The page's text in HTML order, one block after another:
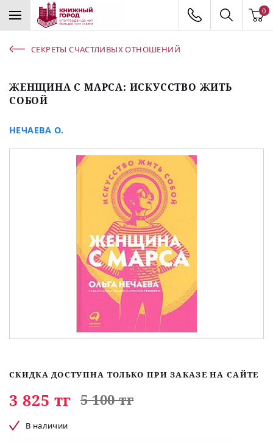
0
СЕКРЕТЫ СЧАСТЛИВЫХ ОТНОШЕНИЙ
ЖЕНЩИНА С МАРСА: ИСКУССТВО ЖИТЬ
СОБОЙ
НЕЧАЕВА О.
СКИДКА ДОСТУПНА ТОЛЬКО ПРИ ЗАКАЗЕ НА САЙТЕ
3 825 тг 5 100 тг
В наличии